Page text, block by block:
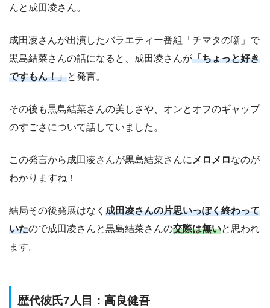
んと成田凌さん。
成田凌さんが出演したバラエティー番組「チマタの噺」で
黒島結菜さんの話になると、成田凌さんが「ちょっと好き
ですもん！」と発言。
その後も黒島結菜さんの美しさや、オンとオフのギャップ
のすごさについて話していました。
この発言から成田凌さんが黒島結菜さんに メロメロなのが
わかりますね！
結局その後発展はなく 成田凌さんの片思いっぽく終わって
いたので成田凌さんと黒島結菜さんの交際は無いと思われ
ます。
歴代彼氏7人目：高良健吾